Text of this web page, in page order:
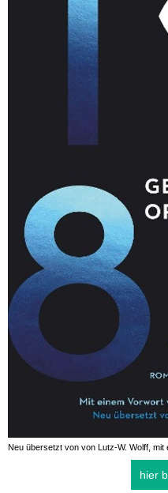
Neu übersetzt von von Lutz-W. Wolff,
hier